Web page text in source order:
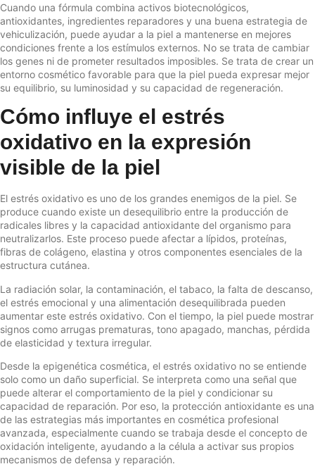
Cuando una fórmula combina activos biotecnológicos,
antioxidantes, ingredientes reparadores y una buena estrategia de
vehiculización, puede ayudar a la piel a mantenerse en mejores
condiciones frente a los estímulos externos. No se trata de cambiar
los genes ni de prometer resultados imposibles. Se trata de crear un
entorno cosmético favorable para que la piel pueda expresar mejor
su equilibrio, su luminosidad y su capacidad de regeneración.
Cómo influye el estrés
oxidativo en la expresión
visible de la piel
El estrés oxidativo es uno de los grandes enemigos de la piel. Se
produce cuando existe un desequilibrio entre la producción de
radicales libres y la capacidad antioxidante del organismo para
neutralizarlos. Este proceso puede afectar a lípidos, proteínas,
fibras de colágeno, elastina y otros componentes esenciales de la
estructura cutánea.
La radiación solar, la contaminación, el tabaco, la falta de descanso,
el estrés emocional y una alimentación desequilibrada pueden
aumentar este estrés oxidativo. Con el tiempo, la piel puede mostrar
signos como arrugas prematuras, tono apagado, manchas, pérdida
de elasticidad y textura irregular.
Desde la epigenética cosmética, el estrés oxidativo no se entiende
solo como un daño superficial. Se interpreta como una señal que
puede alterar el comportamiento de la piel y condicionar su
capacidad de reparación. Por eso, la protección antioxidante es una
de las estrategias más importantes en cosmética profesional
avanzada, especialmente cuando se trabaja desde el concepto de
oxidación inteligente, ayudando a la célula a activar sus propios
mecanismos de defensa y reparación.